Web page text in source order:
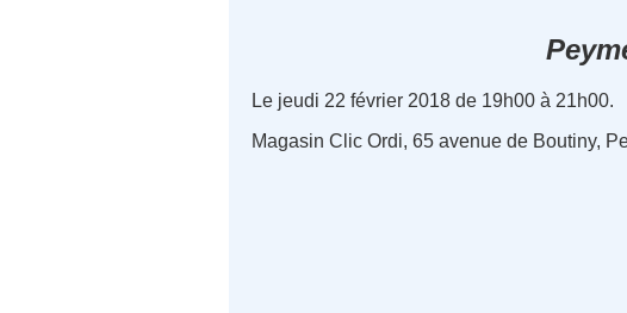
Le jeudi 22 février 2018 de 19h00 à 21h00.
Magasin Clic Ordi, 65 avenue de Boutiny,